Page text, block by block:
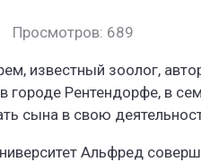
Просмотров: 689
известный зоолог,
городе Рентендорфе, в
сына в свою
Альфред